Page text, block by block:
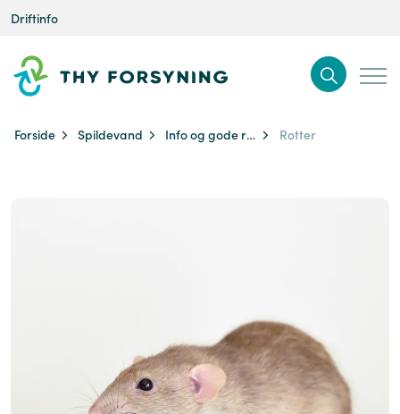
Driftinfo
Forside Spildevand Info og gode råd Rotter